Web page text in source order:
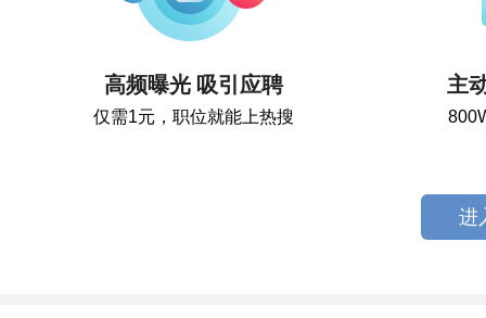
高频曝光 吸引应聘
仅需1元，职位就能上热搜
主
进